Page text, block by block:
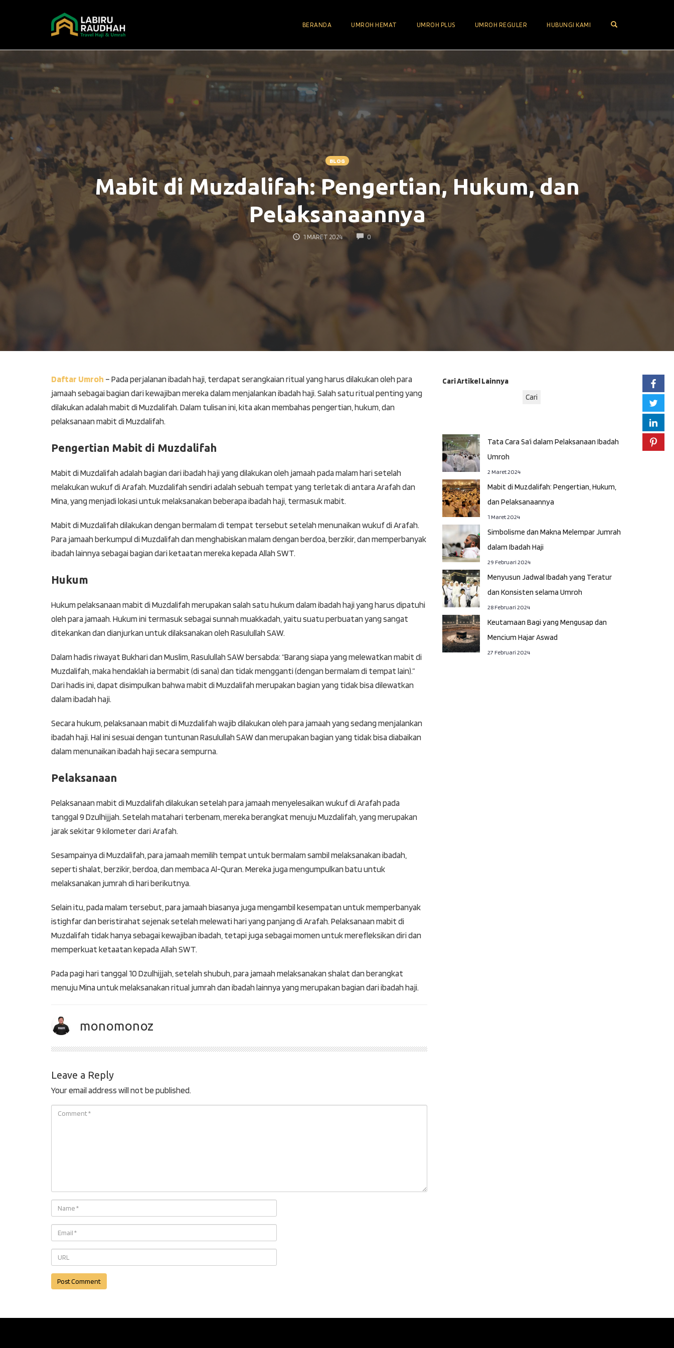
BERANDA UMROH HEMAT UMROH PLUS UMROH REGULER HUBUNGI KAMI
BLOG
Mabit di Muzdalifah: Pengertian, Hukum, dan
Pelaksanaannya
1 MARET 2024 0COMMENTS
Daftar Umroh – Pada perjalanan ibadah haji, terdapat serangkaian ritual yang harus dilakukan oleh para
jamaah sebagai bagian dari kewajiban mereka dalam menjalankan ibadah haji. Salah satu ritual penting yang
dilakukan adalah mabit di Muzdalifah. Dalam tulisan ini, kita akan membahas pengertian, hukum, dan
pelaksanaan mabit di Muzdalifah.
Pengertian Mabit di Muzdalifah
Mabit di Muzdalifah adalah bagian dari ibadah haji yang dilakukan oleh jamaah pada malam hari setelah
melakukan wukuf di Arafah. Muzdalifah sendiri adalah sebuah tempat yang terletak di antara Arafah dan
Mina, yang menjadi lokasi untuk melaksanakan beberapa ibadah haji, termasuk mabit.
Mabit di Muzdalifah dilakukan dengan bermalam di tempat tersebut setelah menunaikan wukuf di Arafah.
Para jamaah berkumpul di Muzdalifah dan menghabiskan malam dengan berdoa, berzikir, dan memperbanyak
ibadah lainnya sebagai bagian dari ketaatan mereka kepada Allah SWT.
Hukum
Hukum pelaksanaan mabit di Muzdalifah merupakan salah satu hukum dalam ibadah haji yang harus dipatuhi
oleh para jamaah. Hukum ini termasuk sebagai sunnah muakkadah, yaitu suatu perbuatan yang sangat
ditekankan dan dianjurkan untuk dilaksanakan oleh Rasulullah SAW.
Dalam hadis riwayat Bukhari dan Muslim, Rasulullah SAW bersabda: “Barang siapa yang melewatkan mabit di
Muzdalifah, maka hendaklah ia bermabit (di sana) dan tidak mengganti (dengan bermalam di tempat lain).”
Dari hadis ini, dapat disimpulkan bahwa mabit di Muzdalifah merupakan bagian yang tidak bisa dilewatkan
dalam ibadah haji.
Secara hukum, pelaksanaan mabit di Muzdalifah wajib dilakukan oleh para jamaah yang sedang menjalankan
ibadah haji. Hal ini sesuai dengan tuntunan Rasulullah SAW dan merupakan bagian yang tidak bisa diabaikan
dalam menunaikan ibadah haji secara sempurna.
Pelaksanaan
Pelaksanaan mabit di Muzdalifah dilakukan setelah para jamaah menyelesaikan wukuf di Arafah pada
tanggal 9 Dzulhijjah. Setelah matahari terbenam, mereka berangkat menuju Muzdalifah, yang merupakan
jarak sekitar 9 kilometer dari Arafah.
Sesampainya di Muzdalifah, para jamaah memilih tempat untuk bermalam sambil melaksanakan ibadah,
seperti shalat, berzikir, berdoa, dan membaca Al-Quran. Mereka juga mengumpulkan batu untuk
melaksanakan jumrah di hari berikutnya.
Selain itu, pada malam tersebut, para jamaah biasanya juga mengambil kesempatan untuk memperbanyak
istighfar dan beristirahat sejenak setelah melewati hari yang panjang di Arafah. Pelaksanaan mabit di
Muzdalifah tidak hanya sebagai kewajiban ibadah, tetapi juga sebagai momen untuk merefleksikan diri dan
memperkuat ketaatan kepada Allah SWT.
Pada pagi hari tanggal 10 Dzulhijjah, setelah shubuh, para jamaah melaksanakan shalat dan berangkat
menuju Mina untuk melaksanakan ritual jumrah dan ibadah lainnya yang merupakan bagian dari ibadah haji.
monomonoz
Leave a Reply
Your email address will not be published.
Cari Artikel Lainnya
Cari
Tata Cara Sa’i dalam Pelaksanaan Ibadah
Umroh
2 Maret 2024
Mabit di Muzdalifah: Pengertian, Hukum,
dan Pelaksanaannya
1 Maret 2024
Simbolisme dan Makna Melempar Jumrah
dalam Ibadah Haji
29 Februari 2024
Menyusun Jadwal Ibadah yang Teratur
dan Konsisten selama Umroh
28 Februari 2024
Keutamaan Bagi yang Mengusap dan
Mencium Hajar Aswad
27 Februari 2024